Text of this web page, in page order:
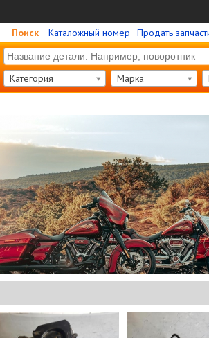
Поиск Каталожный номер Продать
Категория Марка